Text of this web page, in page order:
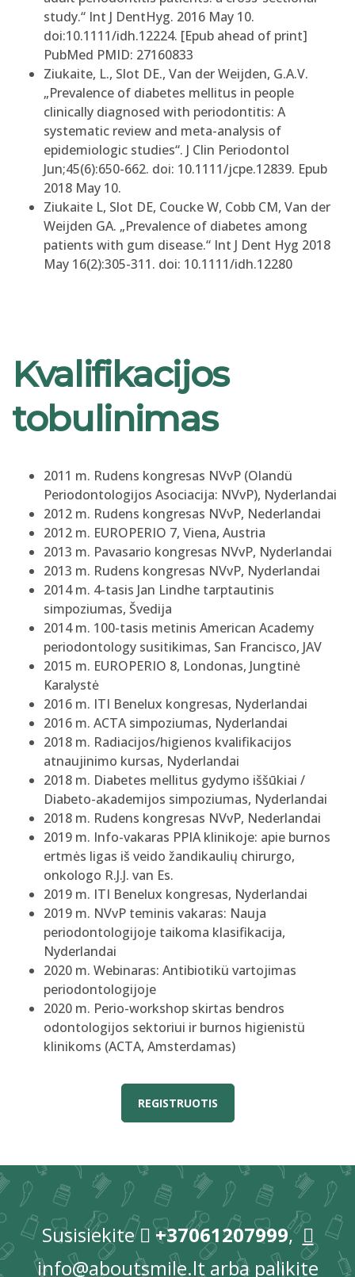
study.“ Int J DentHyg. 2016 May 10.
doi:10.1111/idh.12224. [Epub ahead of print]
PubMed PMID: 27160833
Ziukaite, L., Slot DE., Van der Weijden, G.A.V.
„Prevalence of diabetes mellitus in people
clinically diagnosed with periodontitis: A
systematic review and meta-analysis of
epidemiologic studies“. J Clin Periodontol
Jun;45(6):650-662. doi: 10.1111/jcpe.12839. Epub
2018 May 10.
Ziukaite L, Slot DE, Coucke W, Cobb CM, Van der
Weijden GA. „Prevalence of diabetes among
patients with gum disease.“ Int J Dent Hyg 2018
May 16(2):305-311. doi: 10.1111/idh.12280
Kvalifikacijos
tobulinimas
2011 m. Rudens kongresas NVvP (Olandü
Periodontologijos Asociacija: NVvP), Nyderlandai
2012 m. Rudens kongresas NVvP, Nederlandai
2012 m. EUROPERIO 7, Viena, Austria
2013 m. Pavasario kongresas NVvP, Nyderlandai
2013 m. Rudens kongresas NVvP, Nyderlandai
2014 m. 4-tasis Jan Lindhe tarptautinis
simpoziumas, Švedija
2014 m. 100-tasis metinis American Academy
periodontology susitikimas, San Francisco, JAV
2015 m. EUROPERIO 8, Londonas, Jungtinė
Karalystė
2016 m. ITI Benelux kongresas, Nyderlandai
2016 m. ACTA simpoziumas, Nyderlandai
2018 m. Radiacijos/higienos kvalifikacijos
atnaujinimo kursas, Nyderlandai
2018 m. Diabetes mellitus gydymo iššūkiai /
Diabeto-akademijos simpoziumas, Nyderlandai
2018 m. Rudens kongresas NVvP, Nederlandai
2019 m. Info-vakaras PPIA klinikoje: apie burnos
ertmės ligas iš veido žandikaulių chirurgo,
onkologo R.J.J. van Es.
2019 m. ITI Benelux kongresas, Nyderlandai
2019 m. NVvP teminis vakaras: Nauja
periodontologijoje taikoma klasifikacija,
Nyderlandai
2020 m. Webinaras: Antibiotikü vartojimas
periodontologijoje
2020 m. Perio-workshop skirtas bendros
odontologijos sektoriui ir burnos higienistü
klinikoms (ACTA, Amsterdamas)
REGISTRUOTIS
Susisiekite +37061207999,
info@aboutsmile.ltarba palikite